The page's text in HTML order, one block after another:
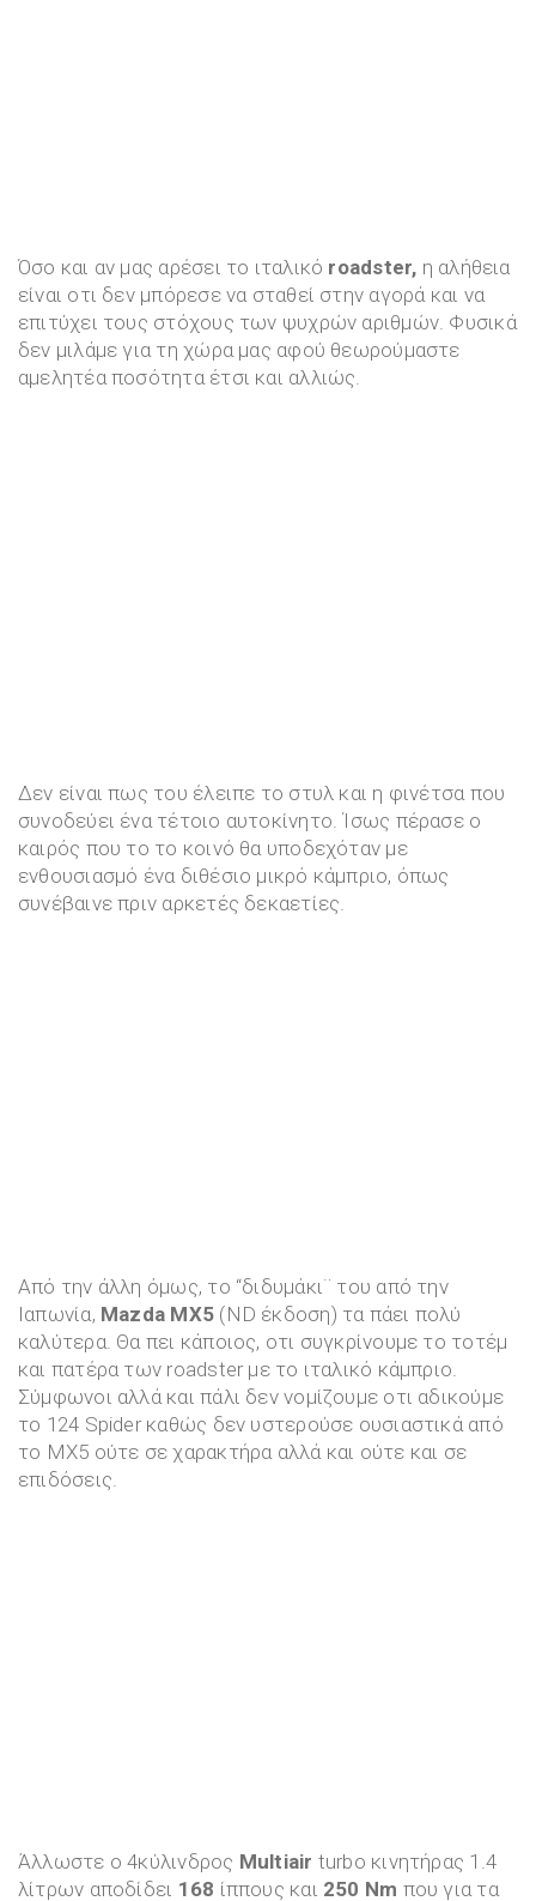
Όσο και αν μας αρέσει το ιταλικό roadster, η αλήθεια
είναι οτι δεν μπόρεσε να σταθεί στην αγορά και να
επιτύχει τους στόχους των ψυχρών αριθμών. Φυσικά
δεν μιλάμε για τη χώρα μας αφού θεωρούμαστε
αμελητέα ποσότητα έτσι και αλλιώς.
Δεν είναι πως του έλειπε το στυλ και η φινέτσα που
συνοδεύει ένα τέτοιο αυτοκίνητο. Ίσως πέρασε ο
καιρός που το το κοινό θα υποδεχόταν με
ενθουσιασμό ένα διθέσιο μικρό κάμπριο, όπως
συνέβαινε πριν αρκετές δεκαετίες.
Από την άλλη όμως, το “διδυμάκι¨ του από την
Ιαπωνία, Mazda MX5 (ND έκδοση) τα πάει πολύ
καλύτερα. Θα πει κάποιος, οτι συγκρίνουμε το τοτέμ
και πατέρα των roadster με το ιταλικό κάμπριο.
Σύμφωνοι αλλά και πάλι δεν νομίζουμε οτι αδικούμε
το 124 Spider καθώς δεν υστερούσε ουσιαστικά από
το MX5 ούτε σε χαρακτήρα αλλά και ούτε και σε
επιδόσεις.
Άλλωστε ο 4κύλινδρος Multiair turbo κινητήρας 1.4
λίτρων αποδίδει 168 ίππους και 250 Nm που για τα